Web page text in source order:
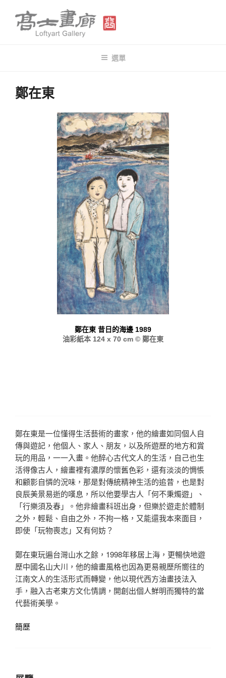
選單
鄭在東
鄭在東 昔日的海邊 1989
油彩紙本 124 x 70 cm © 鄭在東
鄭在東是一位懂得生活藝術的畫家，他的繪畫如同個人自
傳與遊記，他個人、家人、朋友，以及所遊歷的地方和賞
玩的用品，一一入畫。他醉心古代文人的生活，自己也生
活得像古人，繪畫裡有濃厚的懷舊色彩，還有淡淡的惆悵
和顧影自憐的況味，那是對傳統精神生活的追昔，也是對
良辰美景易逝的嘆息，所以他要學古人「何不秉燭遊」、
「行樂須及春」。他非繪畫科班出身，但樂於遊走於體制
之外，輕鬆、自由之外，不拘一格，又能還我本來面目，
即使「玩物喪志」又有何妨？
鄭在東玩遍台灣山水之餘，1998年移居上海，更暢快地遊
歷中國名山大川，他的繪畫風格也因為更易親歷所嚮往的
江南文人的生活形式而轉變，他以現代西方油畫技法入
手，融入古老東方文化情調，開創出個人鮮明而獨特的當
代藝術美學。
簡歷